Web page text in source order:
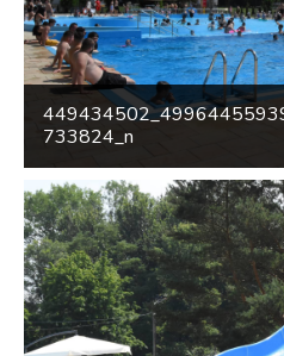
733824_n